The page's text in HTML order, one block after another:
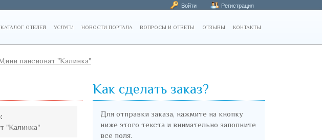
Войти Регистрация
КАТАЛОГ ОТЕЛЕЙ УСЛУГИ НОВОСТИ ПОРТАЛА ВОПРОСЫ И ОТВЕТЫ ОТЗЫВЫ КОНТАКТЫ
пансионат "Калинка"
"Калинка"
Как сделать заказ?
Для отправки заказа, нажмите на кнопку
ниже этого текста и внимательно заполните
все поля.